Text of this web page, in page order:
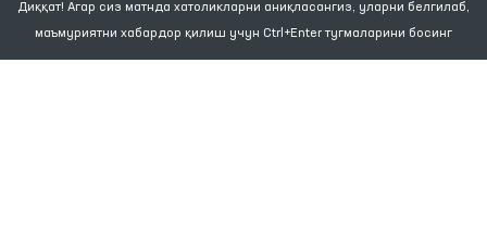
Диққат! Агар сиз матнда хатоликларни аниқласангиз, уларни белгилаб,
маъмуриятни хабардор қилиш учун Ctrl+Enter тугмаларини босинг